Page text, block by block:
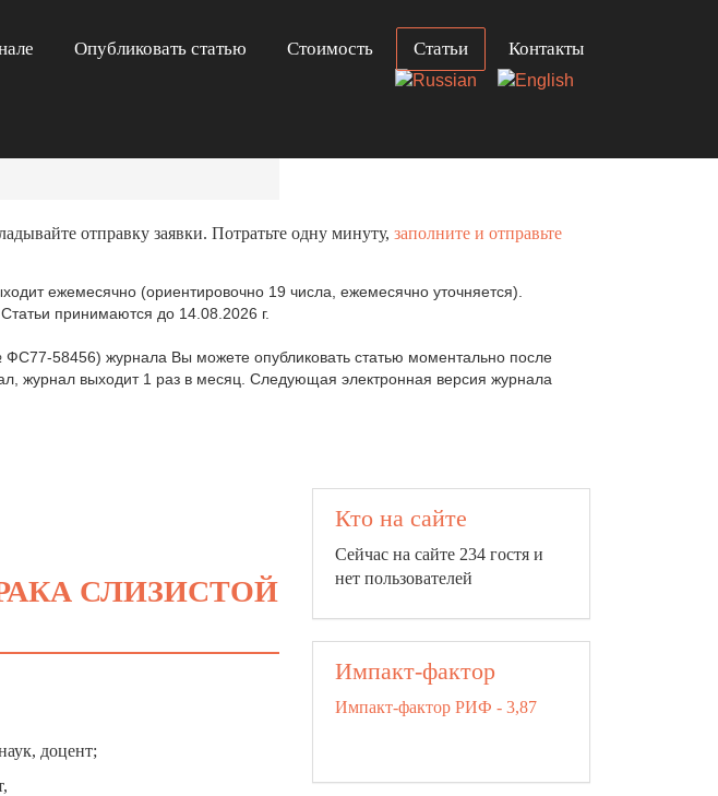
Опубликовать статью Стоимость Статьи Контакты
отправку заявки. Потратьте одну минуту, заполните и отправьте
ежемесячно (ориентировочно 19 числа, ежемесячно уточняется).
принимаются до 14.08.2026 г.
58456) журнала Вы можете опубликовать статью моментально после
журнал выходит 1 раз в месяц. Следующая электронная версия журнала
СЛИЗИСТОЙ
доцент;
Кто на сайте
Сейчас на сайте 234 гостя и
нет пользователей
Импакт-фактор
Импакт-фактор РИФ - 3,87